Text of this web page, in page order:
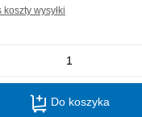
wysyłki
Do koszyka